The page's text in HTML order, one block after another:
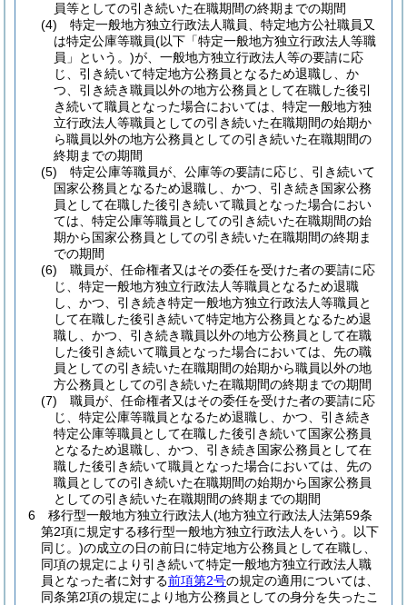
員等としての引き続いた在職期間の終期までの期間
(4)
特定一般地方独立行政法人職員、特定地方公社職員又
は特定公庫等職員(以下「特定一般地方独立行政法人等職
員」という。)が、一般地方独立行政法人等の要請に応
じ、引き続いて特定地方公務員となるため退職し、か
つ、引き続き職員以外の地方公務員として在職した後引
き続いて職員となった場合においては、特定一般地方独
立行政法人等職員としての引き続いた在職期間の始期か
ら職員以外の地方公務員としての引き続いた在職期間の
終期までの期間
(5)
特定公庫等職員が、公庫等の要請に応じ、引き続いて
国家公務員となるため退職し、かつ、引き続き国家公務
員として在職した後引き続いて職員となった場合におい
ては、特定公庫等職員としての引き続いた在職期間の始
期から国家公務員としての引き続いた在職期間の終期ま
での期間
(6)
職員が、任命権者又はその委任を受けた者の要請に応
じ、特定一般地方独立行政法人等職員となるため退職
し、かつ、引き続き特定一般地方独立行政法人等職員と
して在職した後引き続いて特定地方公務員となるため退
職し、かつ、引き続き職員以外の地方公務員として在職
した後引き続いて職員となった場合においては、先の職
員としての引き続いた在職期間の始期から職員以外の地
方公務員としての引き続いた在職期間の終期までの期間
(7)
職員が、任命権者又はその委任を受けた者の要請に応
じ、特定公庫等職員となるため退職し、かつ、引き続き
特定公庫等職員として在職した後引き続いて国家公務員
となるため退職し、かつ、引き続き国家公務員として在
職した後引き続いて職員となった場合においては、先の
職員としての引き続いた在職期間の始期から国家公務員
としての引き続いた在職期間の終期までの期間
6
移行型一般地方独立行政法人(地方独立行政法人法第59条
第2項に規定する移行型一般地方独立行政法人をいう。以下
同じ。)の成立の日の前日に特定地方公務員として在職し、
同項の規定により引き続いて特定一般地方独立行政法人職
員となった者に対する前項第2号の規定の適用については、
同条第2項の規定により地方公務員としての身分を失ったこ